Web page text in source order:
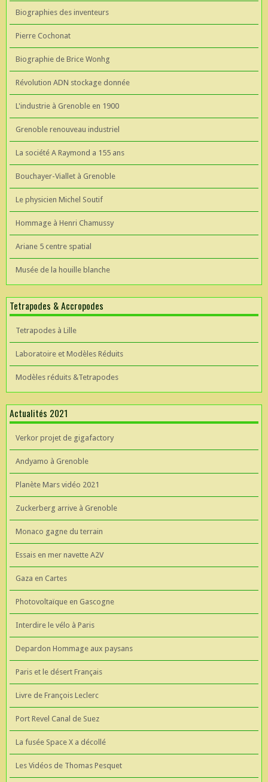
Biographies des inventeurs
Pierre Cochonat
Biographie de Brice Wonhg
Révolution ADN stockage donnée
L'industrie à Grenoble en 1900
Grenoble renouveau industriel
La société A Raymond a 155 ans
Bouchayer-Viallet à Grenoble
Le physicien Michel Soutif
Hommage à Henri Chamussy
Ariane 5 centre spatial
Musée de la houille blanche
Tetrapodes & Accropodes
Tetrapodes à Lille
Laboratoire et Modèles Réduits
Modèles réduits &Tetrapodes
Actualités 2021
Verkor projet de gigafactory
Andyamo à Grenoble
Planète Mars vidéo 2021
Zuckerberg arrive à Grenoble
Monaco gagne du terrain
Essais en mer navette A2V
Gaza en Cartes
Photovoltaïque en Gascogne
Interdire le vélo à Paris
Depardon Hommage aux paysans
Paris et le désert Français
Livre de François Leclerc
Port Revel Canal de Suez
La fusée Space X a décollé
Les Vidéos de Thomas Pesquet